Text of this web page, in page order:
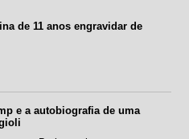
de 11 anos engravidar de
e a autobiografia de uma